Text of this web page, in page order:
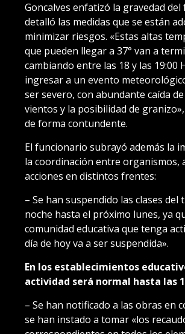
Goncalves enfatizó la gravedad
detalló las medidas que se están
minimizar riesgos. «Estas altas
que pueden llegar a 37° van a
cambiando entre las 18 y las 19:00
ingresar a un evento
ser severo, con abundante caída
vientos y la posibilidad de
de forma contundente.
El funcionario subrayó además la
la coordinación entre organismos,
acciones en distintos frentes:
– Se han suspendido las clases
noche hasta el próximo lunes, ya
comunidad educativa que tenga
día de hoy va a ser suspendida».
En los establecimientos
actividad será normal hasta las
– Se han notificado a las obras en
se han instado a tomar «los